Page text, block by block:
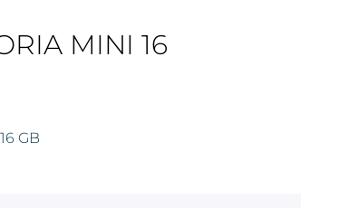
MINI 16
GB